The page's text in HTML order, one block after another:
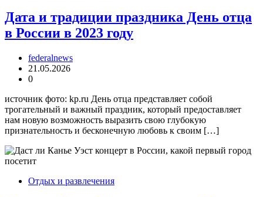
Дата и традиции праздника День отца
в России в 2023 году
federalnews
21.05.2026
0
источник фото: kp.ru День отца представляет собой
трогательный и важный праздник, который предоставляет
нам новую возможность выразить свою глубокую
признательность и бесконечную любовь к своим […]
Отдых и развлечения